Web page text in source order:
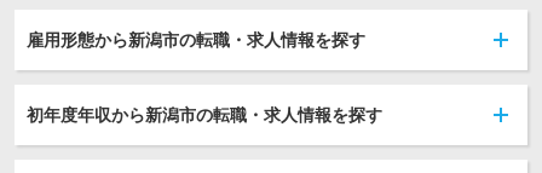
雇用形態から新潟市の転職・求人情報を探す
初年度年収から新潟市の転職・求人情報を探す